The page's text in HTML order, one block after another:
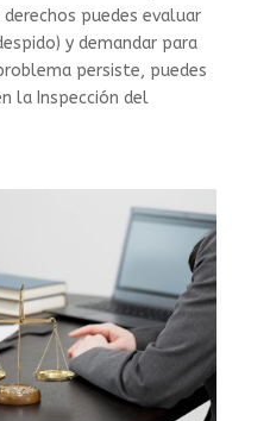
puedes evaluar
y demandar para
persiste, puedes
la Inspección del